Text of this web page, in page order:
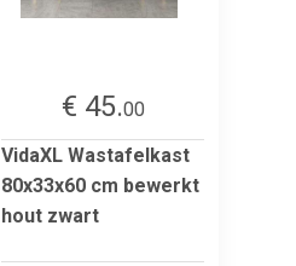
€ 45.00
VidaXL Wastafelkast
80x33x60 cm bewerkt
hout zwart